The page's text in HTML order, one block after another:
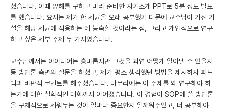
셨습니다. 이때 양해를 구하고 미리 준비한 자기소개 PPT로 5분 정도 발표
를 했습니다. 요지는 제가 한 세균을 오래 공부했기 때문에 교수님이 가진 가
설을 해당 세균에 적용하는 데 능숙할 것이라는 점, 그리고 개인적으로 연구
하고 싶은 세부 주제 두 가지였습니다.
교수님께서는 아이디어는 흥미롭지만 그것을 과연 어떻게 알아낼 수 있을지
등 방법론 측면의 질문을 하셨고, 제가 평소 생각했던 방법을 제시하자 피드
백과 비판적 코멘트를 해주셨습니다. 마무리에는 이 주제를 왜 연구해야 하
는가에 대한 철학적인 대화까지 이어졌습니다. 이 경험이 SOP에 쓸 방법론
을 구체적으로 세워두는 것이 얼마나 중요한지 일깨워주었고, 더 공부해야